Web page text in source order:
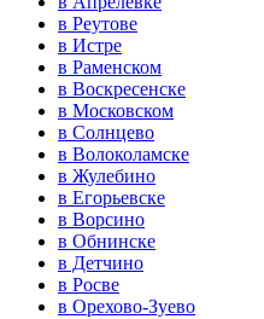
в Реутове
в Истре
в Раменском
в Воскресенске
в Московском
в Солнцево
в Волоколамске
в Жулебино
в Егорьевске
в Ворсино
в Обнинске
в Детчино
в Росве
в Орехово-Зуево